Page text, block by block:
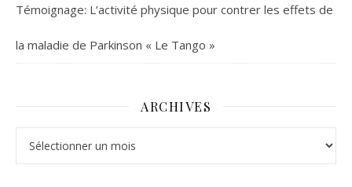
Témoignage: L’activité physique pour contrer les effets de
la maladie de Parkinson « Le Tango »
ARCHIVES